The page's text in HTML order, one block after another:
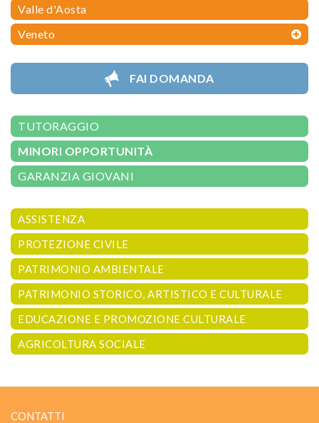
Valle d'Aosta
Veneto
FAI DOMANDA
TUTORAGGIO
MINORI OPPORTUNITÀ
GARANZIA GIOVANI
ASSISTENZA
PROTEZIONE CIVILE
PATRIMONIO AMBIENTALE
PATRIMONIO STORICO, ARTISTICO E CULTURALE
EDUCAZIONE E PROMOZIONE CULTURALE
AGRICOLTURA SOCIALE
CONTATTI